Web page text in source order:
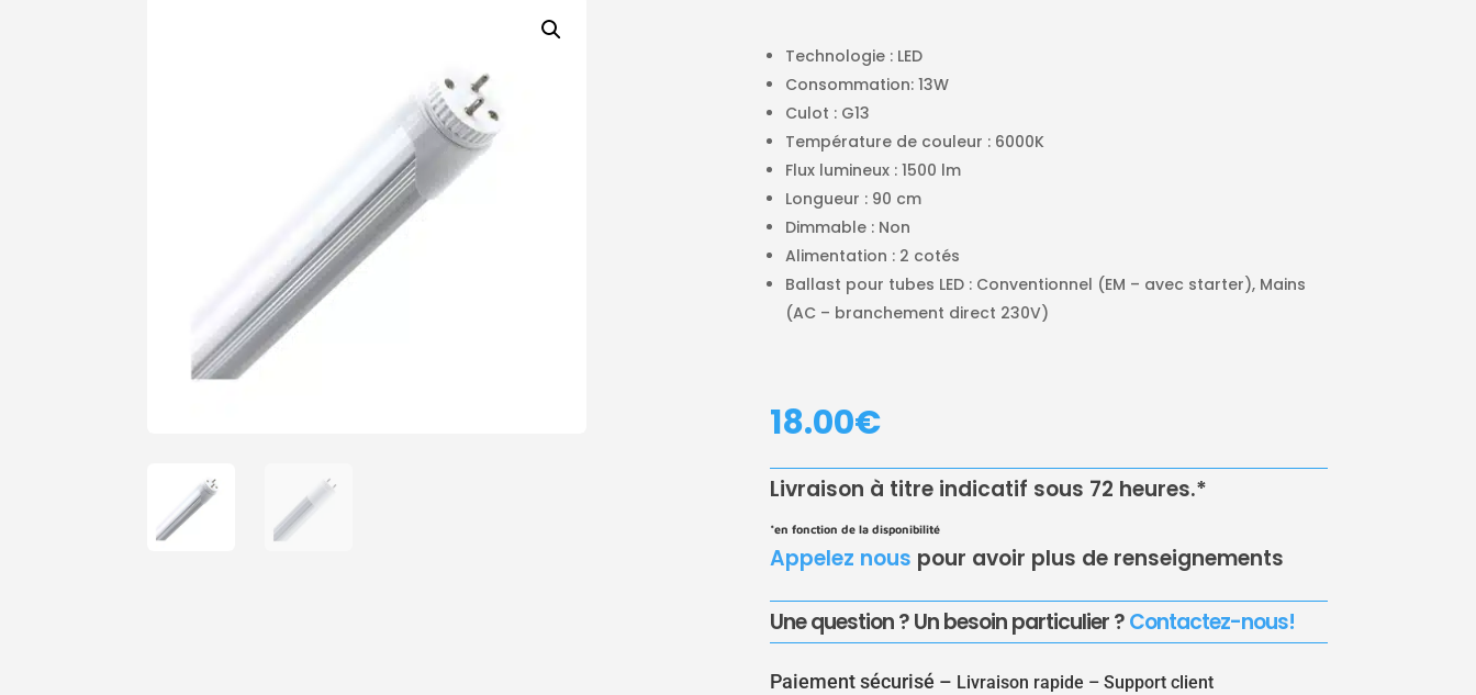
Technologie : LED
Consommation: 13W
Culot : G13
Température de couleur : 6000K
Flux lumineux : 1500 lm
Longueur : 90 cm
Dimmable : Non
Alimentation : 2 cotés
Ballast pour tubes LED : Conventionnel (EM – avec starter), Mains
(AC – branchement direct 230V)
18.00€
Livraison à titre indicatif sous 72 heures.*
*en fonction de la disponibilité
Appelez nous pour avoir plus de renseignements
Une question ? Un besoin particulier ?Contactez-nous!
Paiement sécurisé – Livraison rapide –Support client